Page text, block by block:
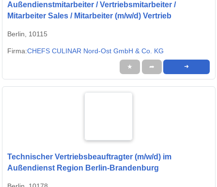
Außendienstmitarbeiter / Vertriebsmitarbeiter /
Mitarbeiter Sales / Mitarbeiter (m/w/d) Vertrieb
Berlin, 10115
Firma:CHEFS CULINAR Nord-Ost GmbH & Co. KG
★ ➦ ➜
Technischer Vertriebsbeauftragter (m/w/d) im
Außendienst Region Berlin-Brandenburg